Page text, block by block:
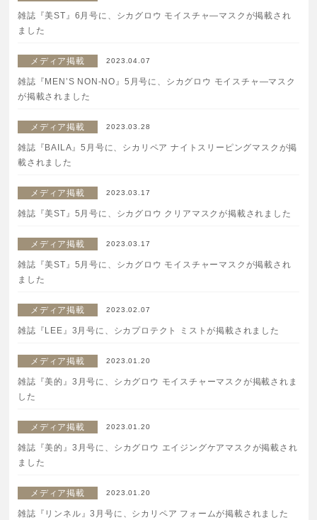
あしたの美肌 | 美容情報を発信・キレイをサポートするWe
bメディア
ご注文はフリーダイヤルでも承ります
0120-557-020
受付時間 全日 9:00~18:00 ※年末年始を除く
雑誌『美ST』6月号に、シカグロウ モイスチャ―マスクが掲載され
ました
メディア掲載 2023.04.07
雑誌『MEN’S NON-NO』5月号に、シカグロウ モイスチャ―マスク
が掲載されました
メディア掲載 2023.03.28
雑誌『BAILA』5月号に、シカリペア ナイトスリーピングマスクが掲
載されました
メディア掲載 2023.03.17
雑誌『美ST』5月号に、シカグロウ クリアマスクが掲載されました
メディア掲載 2023.03.17
雑誌『美ST』5月号に、シカグロウ モイスチャーマスクが掲載され
ました
メディア掲載 2023.02.07
雑誌『LEE』3月号に、シカプロテクト ミストが掲載されました
メディア掲載 2023.01.20
雑誌『美的』3月号に、シカグロウ モイスチャーマスクが掲載されま
した
メディア掲載 2023.01.20
雑誌『美的』3月号に、シカグロウ エイジングケアマスクが掲載され
ました
メディア掲載 2023.01.20
雑誌『リンネル』3月号に、シカリペア フォームが掲載されました